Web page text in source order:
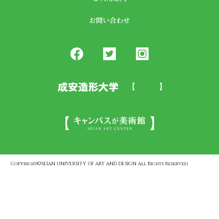
お問い合わせ
Copyright©SEIAN UNIVERSITY OF ART AND DESIGN All Rights Reserved.